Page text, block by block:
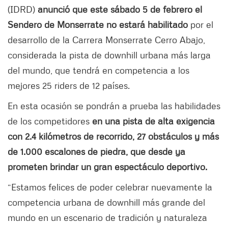
(IDRD) anunció que este sábado 5 de febrero el
Sendero de Monserrate no estará habilitado por el
desarrollo de la Carrera Monserrate Cerro Abajo,
considerada la pista de downhill urbana más larga
del mundo, que tendrá en competencia a los
mejores 25 riders de 12 países.
En esta ocasión se pondrán a prueba las habilidades
de los competidores en una pista de alta exigencia
con 2.4 kilómetros de recorrido, 27 obstáculos y más
de 1.000 escalones de piedra, que desde ya
prometen brindar un gran espectáculo deportivo.
“Estamos felices de poder celebrar nuevamente la
competencia urbana de downhill más grande del
mundo en un escenario de tradición y naturaleza